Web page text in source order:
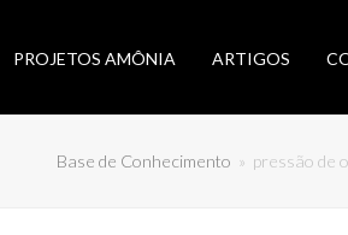
PROJETOS AMÔNIA ARTIGOS
Base de Conhecimento » pressão de